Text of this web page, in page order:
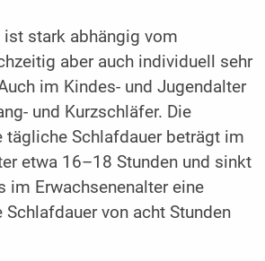
ist stark abhängig vom
aber auch individuell sehr
im Kindes- und Jugendalter
und Kurzschläfer. Die
tägliche Schlafdauer beträgt im
etwa 16–18 Stunden und sinkt
im Erwachsenenalter eine
von acht Stunden